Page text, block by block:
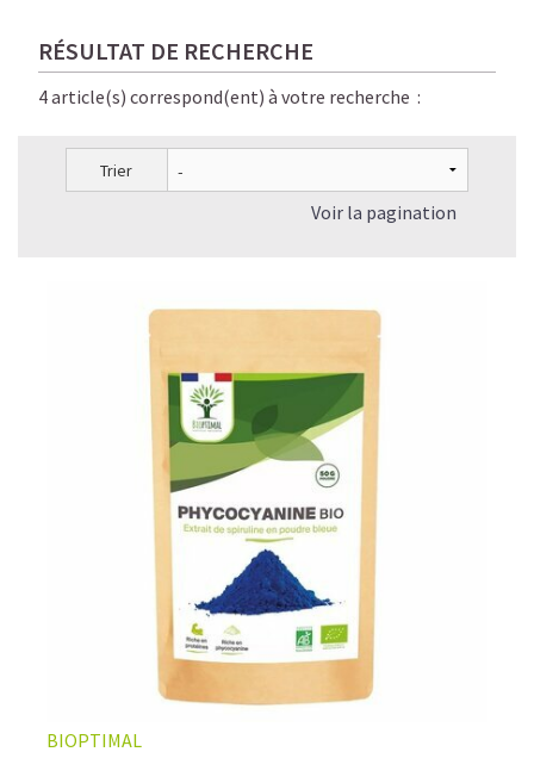
Nous vous garantissons
qualité inégalée :origine + pureté + traçabilité +
savoir-faire rigoureux + séchage à basse
température + absence de contaminants chimiques.
RÉSULTAT DE RECHERCHE
4 article(s) correspond(ent) à votre recherche :
Trier
Voir la pagination
BIOPTIMAL